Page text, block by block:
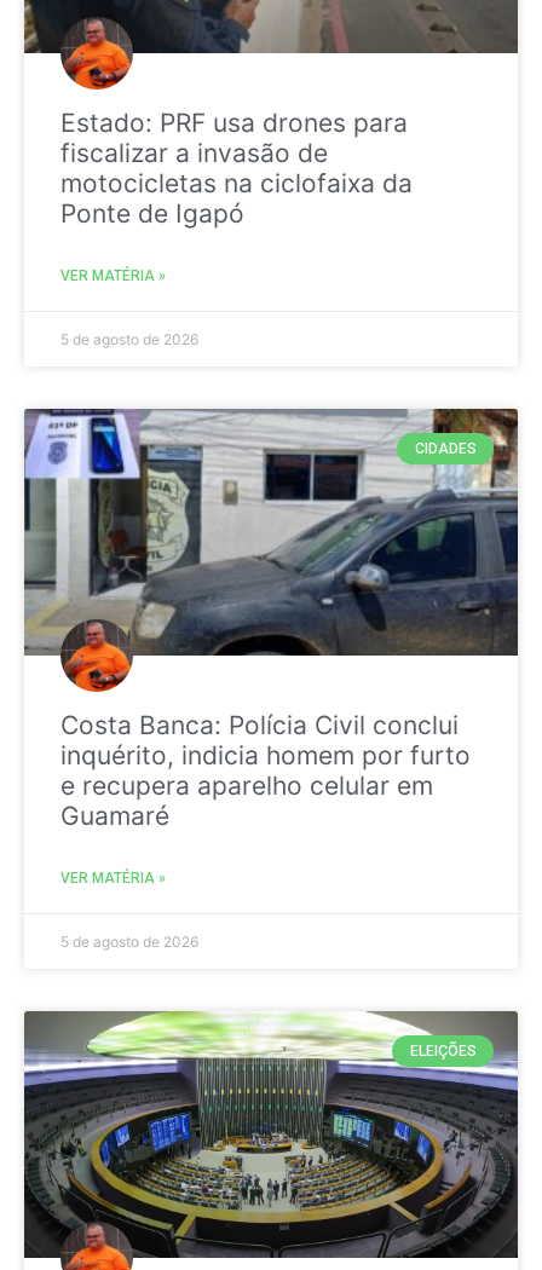
Estado: PRF usa drones para
fiscalizar a invasão de
motocicletas na ciclofaixa da
Ponte de Igapó
VER MATÉRIA »
5 de agosto de 2026
CIDADES
Costa Banca: Polícia Civil conclui
inquérito, indicia homem por furto
e recupera aparelho celular em
Guamaré
VER MATÉRIA »
5 de agosto de 2026
ELEIÇÕES